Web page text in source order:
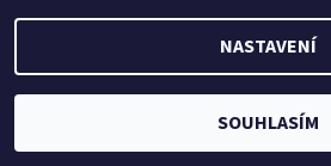
NASTAVENÍ
SOUHLASÍM